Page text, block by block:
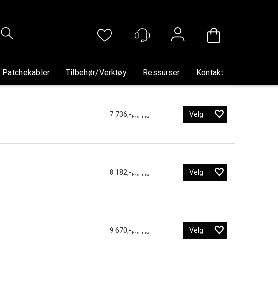
Patchekabler Tilbehør/verktøy Ressurser Kontakt
7 736,- Eks. mva Velg
8 182,- Eks. mva Velg
9 670,- Eks. mva Velg